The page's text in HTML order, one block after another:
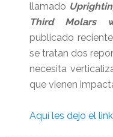
llamado
Third Molars
publicado
se tratan dos
necesita
que vienen
Aquí les dejo el